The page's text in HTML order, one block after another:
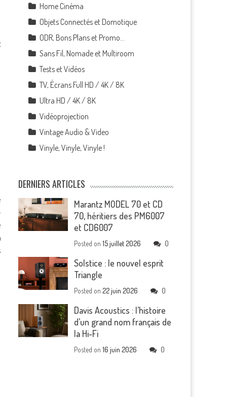
Home Cinéma
Objets Connectés et Domotique
ODR, Bons Plans et Promo…
Sans Fil, Nomade et Multiroom
Tests et Vidéos
TV, Écrans Full HD / 4K / 8K
Ultra HD / 4K / 8K
Vidéoprojection
Vintage Audio & Video
Vinyle, Vinyle, Vinyle !
DERNIERS ARTICLES
Marantz MODEL 70 et CD
70, héritiers des PM6007
et CD6007
Posted on15 juillet 2026 0
Solstice : le nouvel esprit
Triangle
Posted on22 juin 2026 0
Davis Acoustics : l’histoire
d’un grand nom français de
la Hi-Fi
Posted on16 juin 2026 0